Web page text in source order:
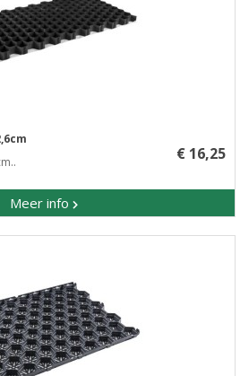
Meer info
€ 16,25